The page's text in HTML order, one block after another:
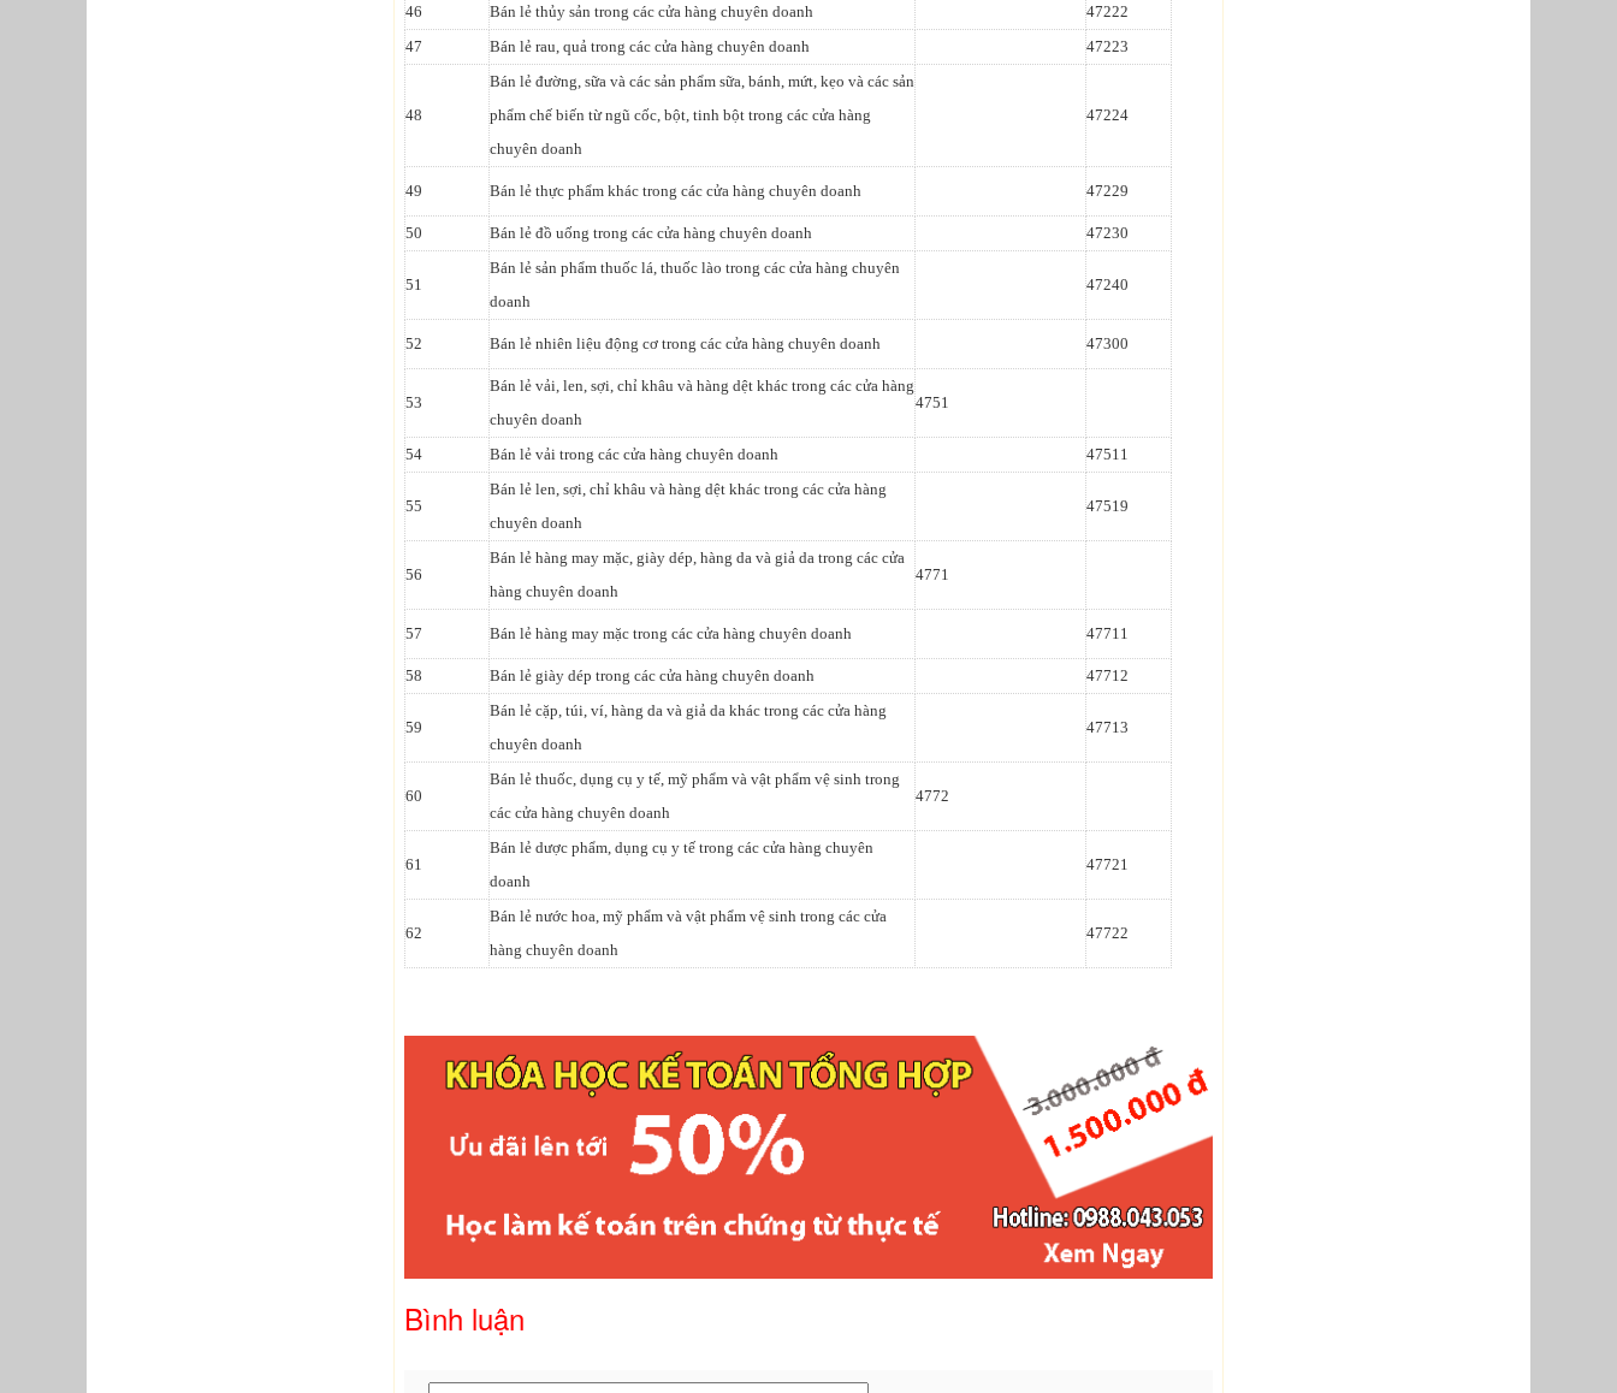
46 Bán lẻ thủy sản trong các cửa hàng chuyên doanh
47222
47
Bán lẻ rau, quả trong các cửa hàng chuyên doanh 47223
48
Bán lẻ đường, sữa và các sản phẩm sữa, bánh, mứt, kẹo và các sản
phẩm chế biến từ ngũ cốc, bột, tinh bột trong các cửa hàng
chuyên doanh
47224
49 Bán lẻ thực phẩm khác trong các cửa hàng chuyên doanh 47229
50 Bán lẻ đồ uống trong các cửa hàng chuyên doanh 47230
51
Bán lẻ sản phẩm thuốc lá, thuốc lào trong các cửa hàng chuyên
doanh
47240
52 Bán lẻ nhiên liệu động cơ trong các cửa hàng chuyên doanh 47300
53
Bán lẻ vải, len, sợi, chỉ khâu và hàng dệt khác trong các cửa hàng
chuyên doanh
4751
54 Bán lẻ vải trong các cửa hàng chuyên doanh 47511
55
Bán lẻ len, sợi, chỉ khâu và hàng dệt khác trong các cửa hàng
chuyên doanh
47519
56
Bán lẻ hàng may mặc, giày dép, hàng da và giả da trong các cửa
hàng chuyên doanh
4771
57 Bán lẻ hàng may mặc trong các cửa hàng chuyên doanh 47711
58 Bán lẻ giày dép trong các cửa hàng chuyên doanh 47712
59
Bán lẻ cặp, túi, ví, hàng da và giả da khác trong các cửa hàng
chuyên doanh
47713
60
Bán lẻ thuốc, dụng cụ y tế, mỹ phẩm và vật phẩm vệ sinh trong
các cửa hàng chuyên doanh
4772
61
Bán lẻ dược phẩm, dụng cụ y tế trong các cửa hàng chuyên
doanh
47721
62
Bán lẻ nước hoa, mỹ phẩm và vật phẩm vệ sinh trong các cửa
hàng chuyên doanh
47722
Bình luận